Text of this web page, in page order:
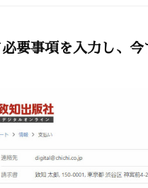
要事項を入力し、